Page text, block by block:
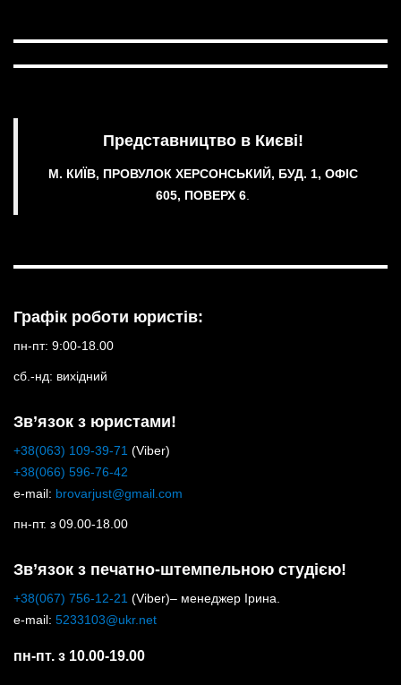
Представництво в Києві!
М. КИЇВ, ПРОВУЛОК ХЕРСОНСЬКИЙ, БУД. 1, ОФІС
605, ПОВЕРХ 6.
Графік роботи юристів:
пн-пт: 9:00-18.00
сб.-нд: вихідний
Зв’язок з юристами!
+38(063) 109-39-71 (Viber)
+38(066) 596-76-42
e-mail: brovarjust@gmail.com
пн-пт. з 09.00-18.00
Зв’язок з печатно-штемпельною студією!
+38(067) 756-12-21 (Viber)– менеджер Ірина.
e-mail: 5233103@ukr.net
пн-пт. з 10.00-19.00